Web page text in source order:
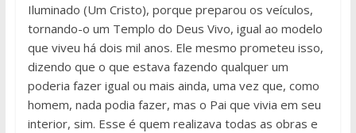
Iluminado (Um Cristo), porque preparou os veículos,
tornando-o um Templo do Deus Vivo, igual ao modelo
que viveu há dois mil anos. Ele mesmo prometeu isso,
dizendo que o que estava fazendo qualquer um
poderia fazer igual ou mais ainda, uma vez que, como
homem, nada podia fazer, mas o Pai que vivia em seu
interior, sim. Esse é quem realizava todas as obras e